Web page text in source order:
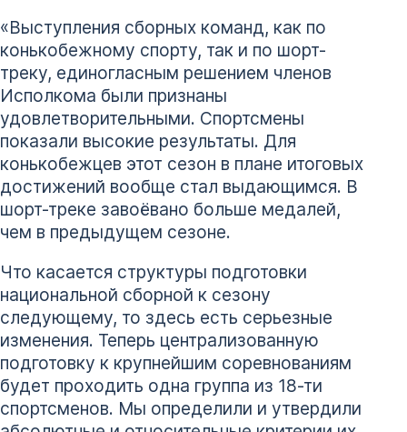
«Выступления сборных команд, как по
конькобежному спорту, так и по шорт-
треку, единогласным решением членов
Исполкома были признаны
удовлетворительными. Спортсмены
показали высокие результаты. Для
конькобежцев этот сезон в плане итоговых
достижений вообще стал выдающимся. В
шорт-треке завоёвано больше медалей,
чем в предыдущем сезоне.
Что касается структуры подготовки
национальной сборной к сезону
следующему, то здесь есть серьезные
изменения. Теперь централизованную
подготовку к крупнейшим соревнованиям
будет проходить одна группа из 18-ти
спортсменов. Мы определили и утвердили